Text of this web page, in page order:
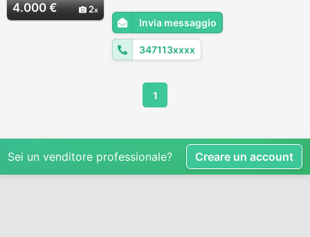
4.000 € 2
Invia messaggio
347113xxxx
1
Sei un venditore professionale? Creare un account